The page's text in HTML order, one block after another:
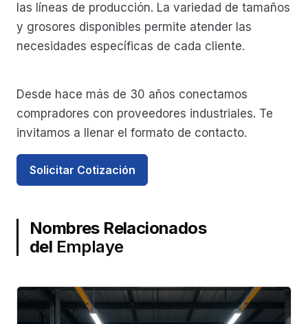
las líneas de producción. La variedad de tamaños
y grosores disponibles permite atender las
necesidades específicas de cada cliente.
Desde hace más de 30 años conectamos
compradores con proveedores industriales. Te
invitamos a llenar el formato de contacto.
Solicitar Cotización
Nombres Relacionados
del Emplaye